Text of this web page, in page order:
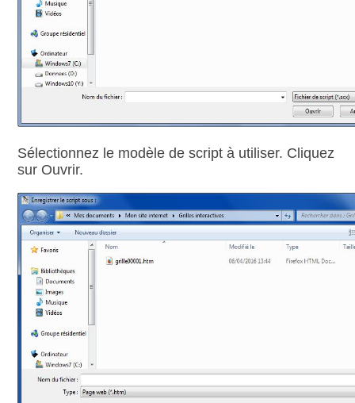
Sélectionnez le modèle de script à utiliser. Cliquez
sur Ouvrir.